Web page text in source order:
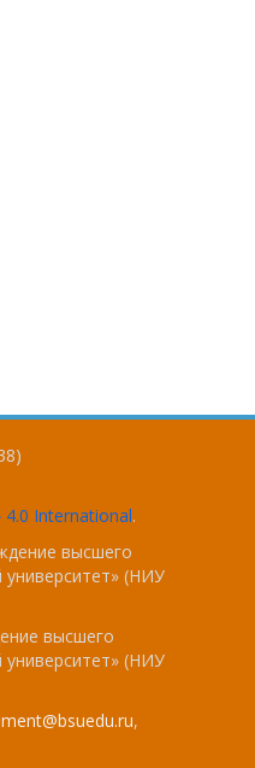
International.
высшего
университет» (НИУ
высшего
университет» (НИУ
,